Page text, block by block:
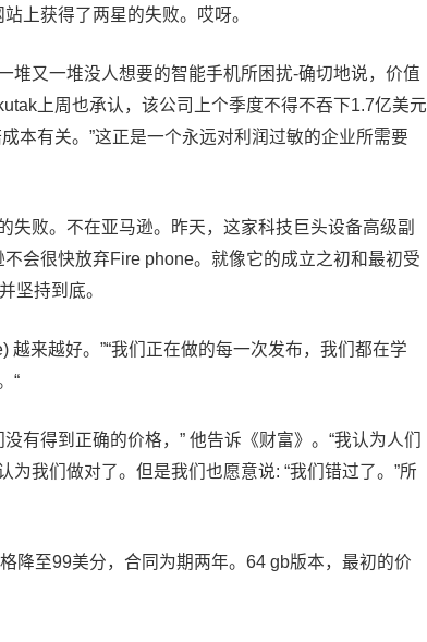
上获得了两星的失败。哎呀。
堆又一堆没人想要的智能手机所困扰-确切地说，价值
上周也承认，该公司上个季度不得不吞下1.7亿美元
本有关。”这正是一个永远对利润过敏的企业所需要
败。不在亚马逊。昨天，这家科技巨头设备高级副
会很快放弃Fire phone。就像它的成立之初和最初受
坚持到底。
越来越好。”“我们正在做的每一次发布，我们都在学
“
有得到正确的价格，” 他告诉《财富》。“我认为人们
我们做对了。但是我们也愿意说: “我们错过了。”所
降至99美分，合同为期两年。64 gb版本，最初的价